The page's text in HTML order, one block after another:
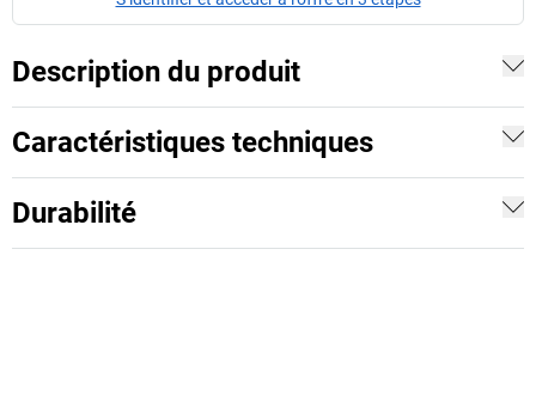
Description du produit
Caractéristiques techniques
Durabilité